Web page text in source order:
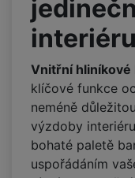
interiéru
Vnitřní hliníkové
klíčové funkce
neméně
výzdoby
bohaté paletě
uspořádáním